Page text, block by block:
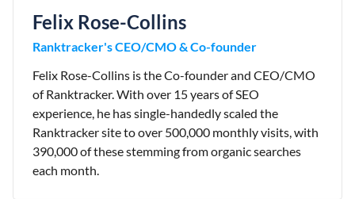
Felix Rose-Collins
Ranktracker's CEO/CMO & Co-founder
Felix Rose-Collins is the Co-founder and CEO/CMO
of Ranktracker. With over 15 years of SEO
experience, he has single-handedly scaled the
Ranktracker site to over 500,000 monthly visits, with
390,000 of these stemming from organic searches
each month.